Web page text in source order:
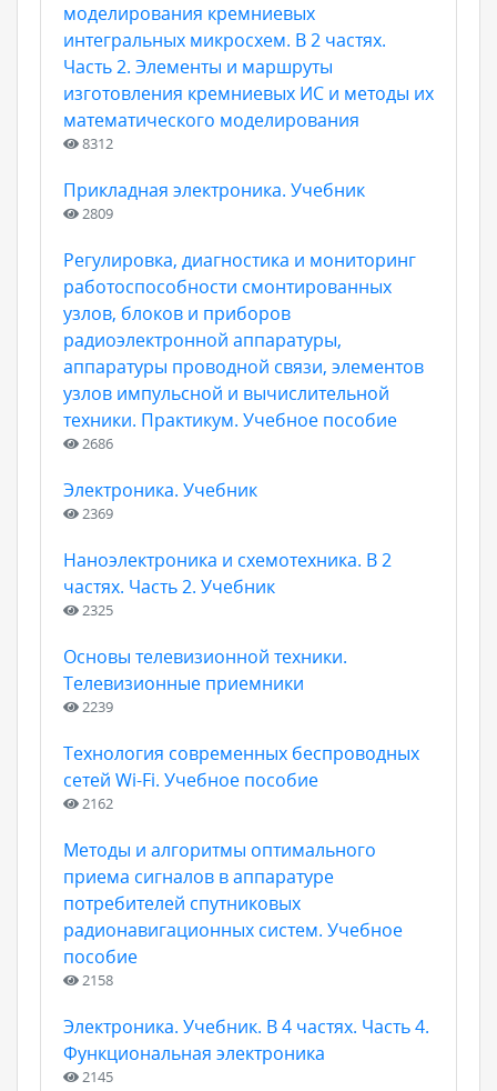
моделирования кремниевых
интегральных микросхем. В 2 частях.
Часть 2. Элементы и маршруты
изготовления кремниевых ИС и методы их
математического моделирования
8312
Прикладная электроника. Учебник
2809
Регулировка, диагностика и мониторинг
работоспособности смонтированных
узлов, блоков и приборов
радиоэлектронной аппаратуры,
аппаратуры проводной связи, элементов
узлов импульсной и вычислительной
техники. Практикум. Учебное пособие
2686
Электроника. Учебник
2369
Наноэлектроника и схемотехника. В 2
частях. Часть 2. Учебник
2325
Основы телевизионной техники.
Телевизионные приемники
2239
Технология современных беспроводных
сетей Wi-Fi. Учебное пособие
2162
Методы и алгоритмы оптимального
приема сигналов в аппаратуре
потребителей спутниковых
радионавигационных систем. Учебное
пособие
2158
Электроника. Учебник. В 4 частях. Часть 4.
Функциональная электроника
2145